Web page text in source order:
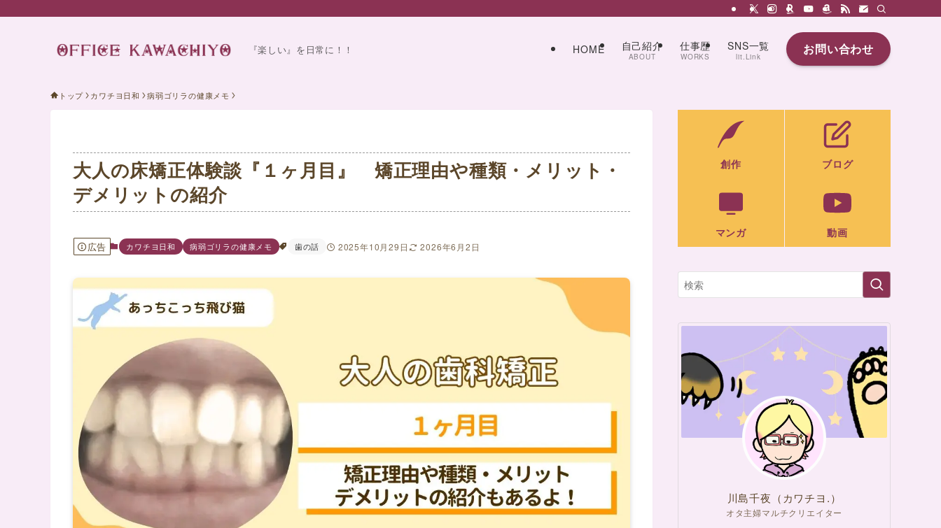
『楽しい』を日常に！！ HOME 自己紹介
ABOUT
仕事歴
WORKS
SNS一覧
lit.Link お問い合わせ
トップ カワチヨ日和 病弱ゴリラの健康メモ
大人の床矯正体験談『１ヶ月目』 矯正理由や種類・メリット・
デメリットの紹介
広告 カワチヨ日和 病弱ゴリラの健康メモ 歯の話 2025年10月29日 2026年6月2日
創作 ブログ
マンガ 動画
川島千夜（カワチヨ.）
オタ主婦マルチクリエイター